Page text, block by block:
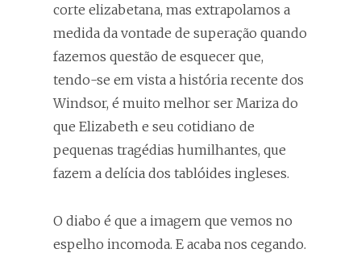
corte elizabetana, mas extrapolamos a
medida da vontade de superação quando
fazemos questão de esquecer que,
tendo-se em vista a história recente dos
Windsor, é muito melhor ser Mariza do
que Elizabeth e seu cotidiano de
pequenas tragédias humilhantes, que
fazem a delícia dos tablóides ingleses.
O diabo é que a imagem que vemos no
espelho incomoda. E acaba nos cegando.